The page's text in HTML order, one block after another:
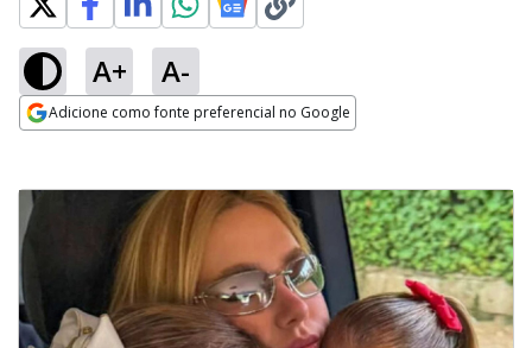
A+ A-
Adicione como fonte preferencial no Google